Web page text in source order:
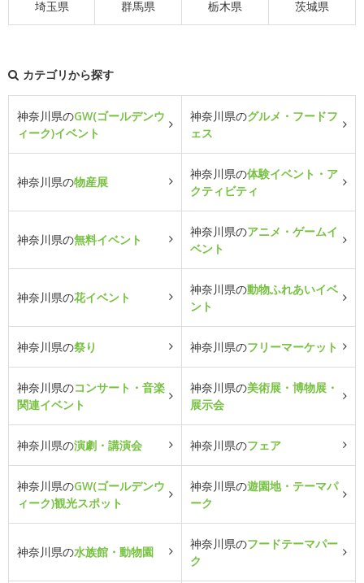
埼玉県 群馬県 栃木県 茨城県
カテゴリから探す
神奈川県のGW(ゴールデンウ
ィーク)イベント
神奈川県のグルメ・フードフ
ェス
神奈川県の物産展
神奈川県の体験イベント・ア
クティビティ
神奈川県の無料イベント
神奈川県のアニメ・ゲームイ
ベント
神奈川県の花イベント
神奈川県の動物ふれあいイベ
ント
神奈川県の祭り 神奈川県のフリーマーケット
神奈川県のコンサート・音楽
関連イベント
神奈川県の美術展・博物展・
展示会
神奈川県の演劇・講演会 神奈川県のフェア
神奈川県のGW(ゴールデンウ
ィーク)観光スポット
神奈川県の遊園地・テーマパ
ーク
神奈川県の水族館・動物園
神奈川県のフードテーマパー
ク